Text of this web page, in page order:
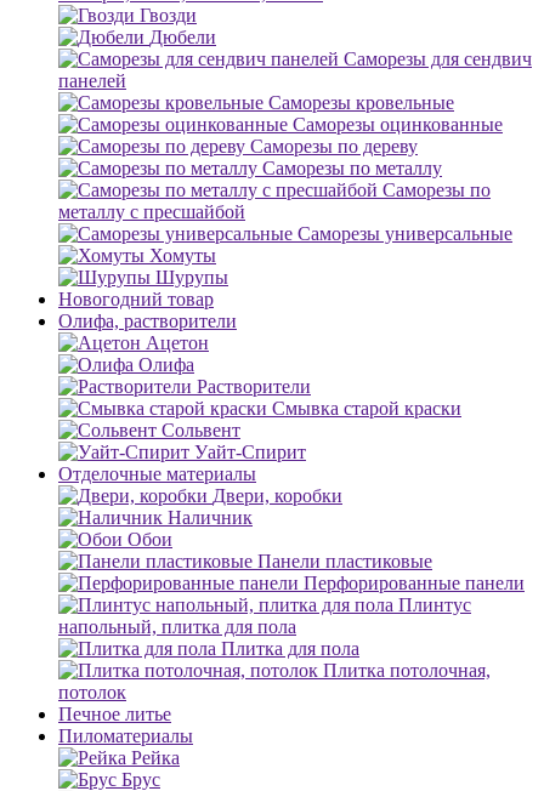
Гвозди
Дюбели
Саморезы для сендвич
панелей
Саморезы кровельные
Саморезы оцинкованные
Саморезы по дереву
Саморезы по металлу
Саморезы по
металлу с пресшайбой
Саморезы универсальные
Хомуты
Шурупы
Новогодний товар
Олифа, растворители
Ацетон
Олифа
Растворители
Смывка старой краски
Сольвент
Уайт-Спирит
Отделочные материалы
Двери, коробки
Наличник
Обои
Панели пластиковые
Перфорированные панели
Плинтус
напольный, плитка для пола
Плитка для пола
Плитка потолочная,
потолок
Печное литье
Пиломатериалы
Рейка
Брус